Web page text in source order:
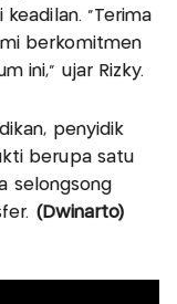
"Terima
berkomitmen
ini," ujar Rizky.
penyidik
berupa satu
selongsong
(Dwinarto)